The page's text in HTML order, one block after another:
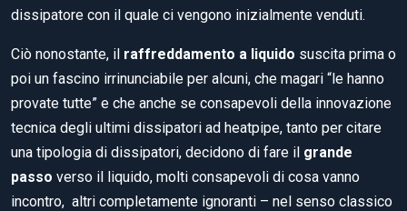
dissipatore con il quale ci vengono inizialmente venduti.
Ciò nonostante, il raffreddamento a liquido suscita prima o
poi un fascino irrinunciabile per alcuni, che magari “le hanno
provate tutte” e che anche se consapevoli della innovazione
tecnica degli ultimi dissipatori ad heatpipe, tanto per citare
una tipologia di dissipatori, decidono di fare il grande
passo verso il liquido, molti consapevoli di cosa vanno
incontro, altri completamente ignoranti – nel senso classico